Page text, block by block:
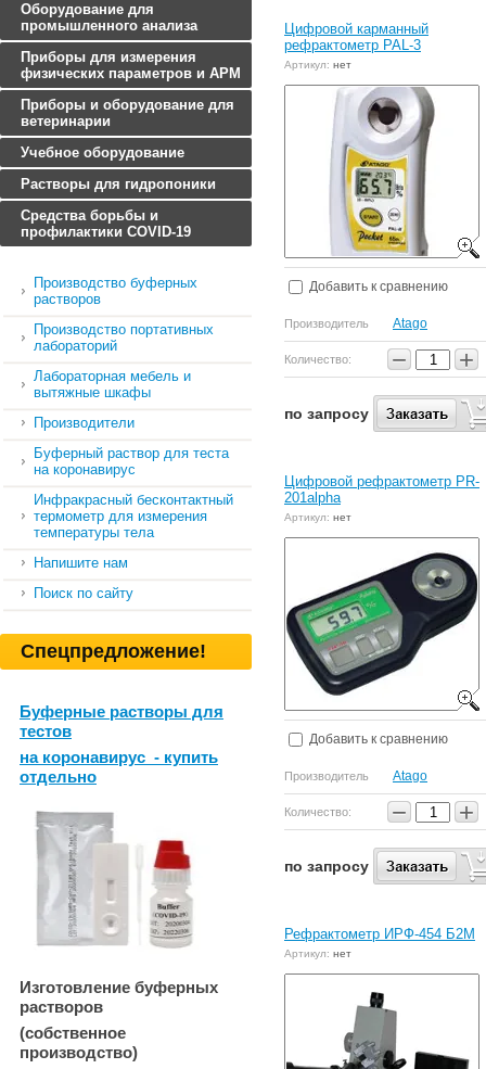
Цифровой карманный
рефрактометр PAL-3
Артикул: нет
Добавить к сравнению
Производитель Atago
Количество: − +
по запросу
Цифровой рефрактометр PR-
201alpha
Артикул: нет
Добавить к сравнению
Производитель Atago
Количество: − +
по запросу
Рефрактометр ИРФ-454 Б2М
Артикул: нет
Оборудование для
промышленного анализа
Приборы для измерения
физических параметров и АРМ
Приборы и оборудование для
ветеринарии
Учебное оборудование
Растворы для гидропоники
Средства борьбы и
профилактики COVID-19
Производство буферных
растворов
Производство портативных
лабораторий
Лабораторная мебель и
вытяжные шкафы
Производители
Буферный раствор для теста
на коронавирус
Инфракрасный бесконтактный
термометр для измерения
температуры тела
Напишите нам
Поиск по сайту
Спецпредложение!
Буферные растворы для
тестов
на коронавирус - купить
отдельно
Изготовление буферных
растворов
(собственное
производство)